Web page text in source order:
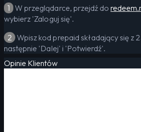
1 W przeglądarce, przejdź do
wybierz 'Zaloguj się'.
2 Wpisz kod prepaid składający się z
następnie 'Dalej' i 'Potwierdź'.
Opinie Klientów